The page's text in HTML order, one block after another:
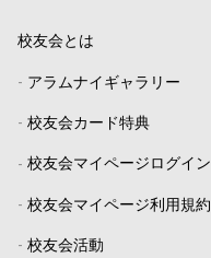
校友会とは
- アラムナイギャラリー
- 校友会カード特典
- 校友会マイページログイン
- 校友会マイページ利用規約
- 校友会活動